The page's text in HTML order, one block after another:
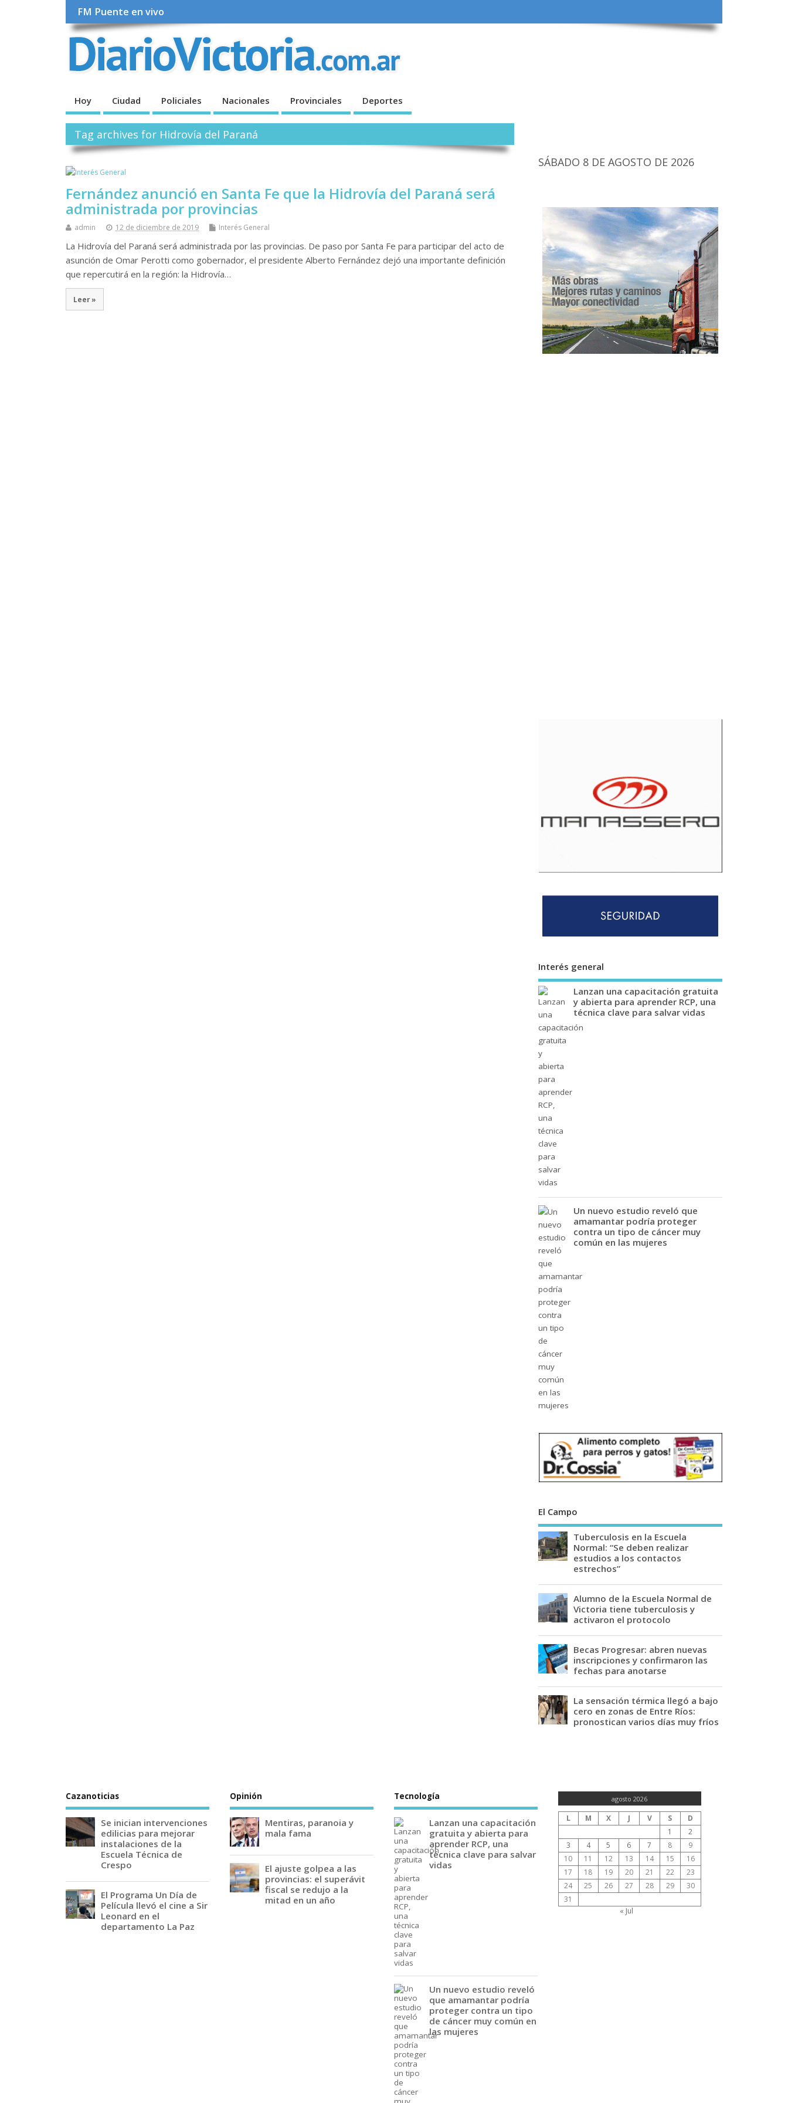
FM Puente en vivo
Hoy Ciudad Policiales Nacionales Provinciales Deportes
Tag archives for Hidrovía del Paraná
Fernández anunció en Santa Fe que la Hidrovía del Paraná será
administrada por provincias
admin 12 de diciembre de 2019 Interés General
La Hidrovía del Paraná será administrada por las provincias. De paso por Santa Fe para participar del acto de
asunción de Omar Perotti como gobernador, el presidente Alberto Fernández dejó una importante definición
que repercutirá en la región: la Hidrovía…
Leer »
SÁBADO 8 DE AGOSTO DE 2026
Interés general
Lanzan una capacitación gratuita
y abierta para aprender RCP, una
técnica clave para salvar vidas
Un nuevo estudio reveló que
amamantar podría proteger
contra un tipo de cáncer muy
común en las mujeres
El Campo
Tuberculosis en la Escuela
Normal: “Se deben realizar
estudios a los contactos
estrechos”
Alumno de la Escuela Normal de
Victoria tiene tuberculosis y
activaron el protocolo
Becas Progresar: abren nuevas
inscripciones y confirmaron las
fechas para anotarse
La sensación térmica llegó a bajo
cero en zonas de Entre Ríos:
pronostican varios días muy fríos
Cazanoticias
Se inician intervenciones
edilicias para mejorar
instalaciones de la
Escuela Técnica de
Crespo
El Programa Un Día de
Película llevó el cine a Sir
Leonard en el
departamento La Paz
Opinión
Mentiras, paranoia y
mala fama
El ajuste golpea a las
provincias: el superávit
fiscal se redujo a la
mitad en un año
Tecnología
Lanzan una capacitación
gratuita y abierta para
aprender RCP, una
técnica clave para salvar
vidas
Un nuevo estudio reveló
que amamantar podría
proteger contra un tipo
de cáncer muy común en
las mujeres
agosto 2026
L M X J V S
D
1
2
3
4 5 6 7 8
9
10
11 12 13 14 15
16
17
18 19 20 21 22
23
24
25 26 27 28 29
30
31
« Jul